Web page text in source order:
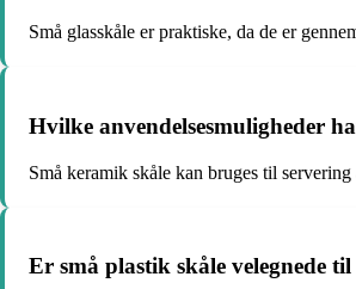
Små glasskåle er praktiske, da de er
Hvilke anvendelsesmuligheder
Små keramik skåle kan bruges til
Er små plastik skåle velegnede